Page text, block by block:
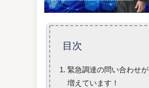
目次
緊急調達の問い合わせが
増えています！